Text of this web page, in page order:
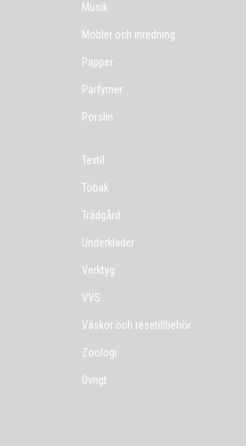
Musik
Möbler och inredning
Papper
Parfymer
Porslin
Textil
Tobak
Trädgård
Underkläder
Verktyg
VVS
Väskor och resetillbehör
Zoologi
Övrigt